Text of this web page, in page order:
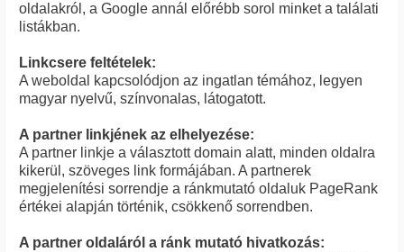
oldalakról, a Google annál előrébb sorol minket a találati
listákban.
Linkcsere feltételek:
A weboldal kapcsolódjon az ingatlan témához, legyen
magyar nyelvű, színvonalas, látogatott.
A partner linkjének az elhelyezése:
A partner linkje a választott domain alatt, minden oldalra
kikerül, szöveges link formájában. A partnerek
megjelenítési sorrendje a ránkmutató oldaluk PageRank
értékei alapján történik, csökkenő sorrendben.
A partner oldaláról a ránk mutató hivatkozás: